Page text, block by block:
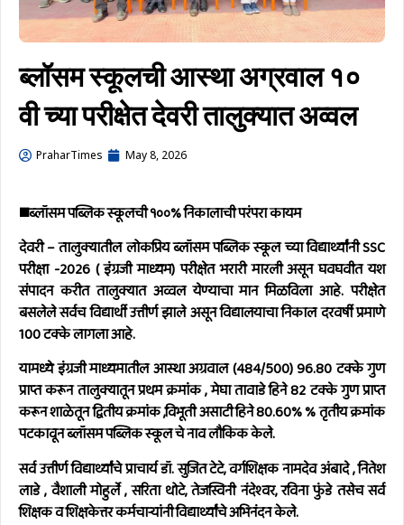
ब्लॉसम स्कूलची आस्था अग्रवाल १०
वी च्या परीक्षेत देवरी तालुक्यात अव्वल
PraharTimes May 8, 2026
◼️ब्लॉसम पब्लिक स्कूलची १००% निकालाची परंपरा कायम
देवरी– तालुक्यातील लोकप्रिय ब्लॉसम पब्लिक स्कूल च्या विद्यार्थ्यांनी SSC
परीक्षा -2026 ( इंग्रजी माध्यम) परीक्षेत भरारी मारली असून घवघवीत यश
संपादन करीत तालुक्यात अव्वल येण्याचा मान मिळविला आहे. परीक्षेत
बसलेले सर्वच विद्यार्थी उत्तीर्ण झाले असून विद्यालयाचा निकाल दरवर्षी प्रमाणे
100 टक्के लागला आहे.
यामध्ये इंग्रजी माध्यमातील आस्था अग्रवाल (484/500) 96.80 टक्के गुण
प्राप्त करून तालुक्यातून प्रथम क्रमांक , मेघा तावाडे हिने 82 टक्के गुण प्राप्त
करून शाळेतून द्वितीय क्रमांक ,विभूती असाटी हिने 80.60% % तृतीय क्रमांक
पटकावून ब्लॉसम पब्लिक स्कूल चे नाव लौकिक केले.
सर्व उत्तीर्ण विद्यार्थ्यांचे प्राचार्य डॉ. सुजित टेटे, वर्गशिक्षक नामदेव अंबादे , नितेश
लाडे , वैशाली मोहुर्ले , सरिता थोटे, तेजस्विनी नंदेश्वर, रविना फुंडे तसेच सर्व
शिक्षक व शिक्षकेत्तर कर्मचाऱ्यांनी विद्यार्थ्यांचे अभिनंदन केले.